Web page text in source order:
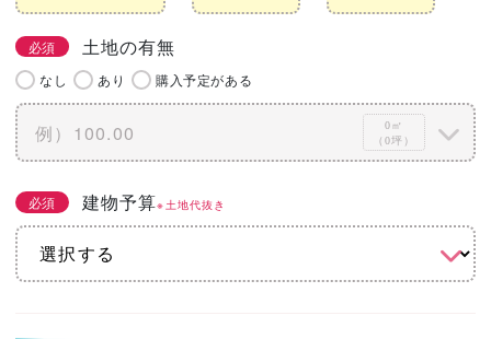
必須 土地の有無
なし あり 購入予定がある
0㎡
（0坪）
必須 建物予算※土地代抜き